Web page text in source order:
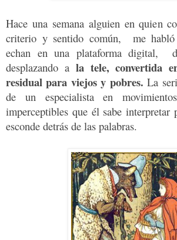
Hace una semana alguien en quien
criterio y sentido común, me
echan en una plataforma digital,
desplazando a la tele, convertida
residual para viejos y pobres. La
de un especialista en
imperceptibles que él sabe interpretar
esconde detrás de las palabras.